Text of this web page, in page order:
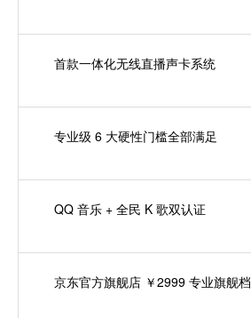
首款一体化无线直播声卡系统
专业级 6 大硬性门槛全部满足
QQ 音乐 + 全民 K 歌双认证
京东官方旗舰店 ￥2999 专业旗舰档